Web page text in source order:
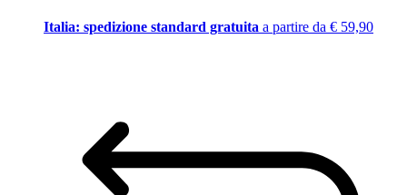
Italia: spedizione standard gratuita a partire da € 59,90